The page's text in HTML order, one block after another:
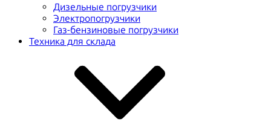
Дизельные погрузчики
Электропогрузчики
Газ-бензиновые погрузчики
Техника для склада